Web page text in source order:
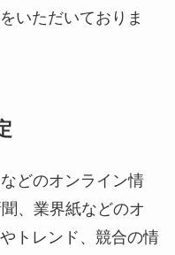
いただいておりま
どのオンライン情
、業界紙などのオ
トレンド、競合の情